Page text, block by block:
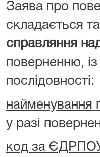
Заява про
складається
справляння
поверненню,
послідовності:
найменування
у разі
код за